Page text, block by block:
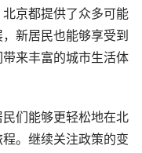
京都提供了众多可能
新居民也能够享受到
来丰富的城市生活体
们能够更轻松地在北
。继续关注政策的变